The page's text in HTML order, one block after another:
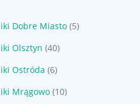
Dobre Miasto (5)
Olsztyn (40)
Ostróda (6)
Mrągowo (10)